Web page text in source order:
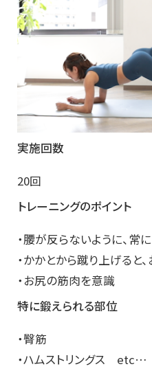
実施回数
20回
トレーニングのポイント
・腰が反らないように、常
・かかとから蹴り上げると
・お尻の筋肉を意識
特に鍛えられる部位
・臀筋
・ハムストリングス etc…